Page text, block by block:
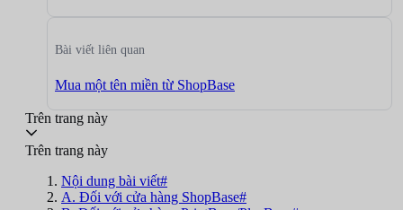
Bài viết liên quan
Mua một tên miền từ ShopBase
Trên trang này
Trên trang này
Nội dung bài viết#
A. Đối với cửa hàng ShopBase#